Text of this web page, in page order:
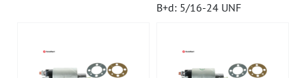
B+d: 5/16-24 UNF